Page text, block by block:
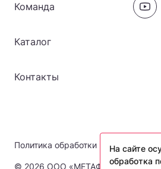
Политика обработки
© 2026 ООО «МЕТАФОРА-ЛАБ». Все
Команда
Каталог
Контакты
На сайте
обработка